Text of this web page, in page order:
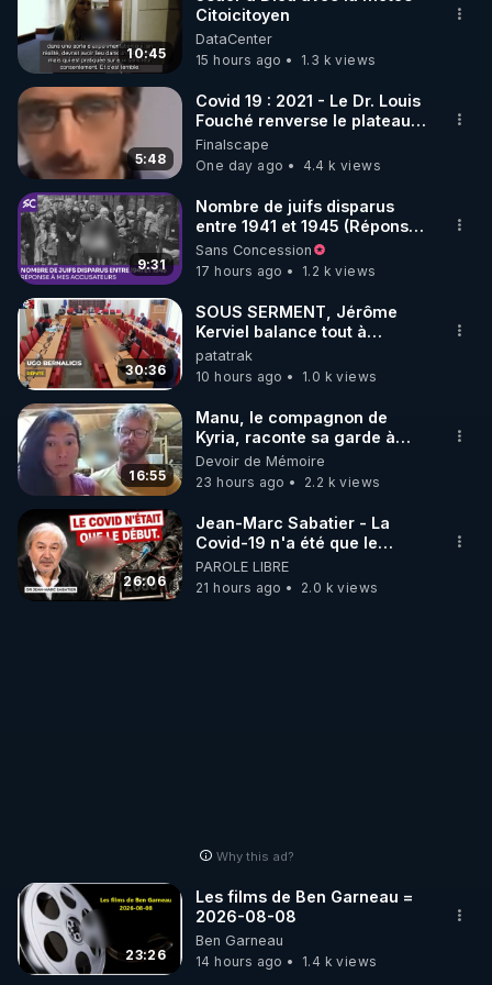
🌱 INSTAGRAM
https://www.instagram.com/rdlr_thierrycasasnovas/
http://rgnr.li/instagram
🌱 LA NEWSLETTER
Pour ne pas rater l’actualité RGNR (stages,
http://rgnr.li/news
🌱 VIDÉOS NON CENSURÉES SUR ODYSEE
Toutes les vidéos Youtube sont aussi sur la
http://rgnr.li/odysee
🌱 LES STAGES EN PRÉSENTIEL
http://rgnr.li/stages
_________
LES CODES PROMO DES PARTENAIRES
▶ 10 % de réduction sur les extracteurs de la
marque SANA :
Rendez-vous sur
http://rgnr.li/lechoubrave
code : REGENERE10
10:45
Citoicitoyen
DataCenter
15 hours ago
1.3 k views
5:48
Covid 19 : 2021 - Le Dr. Louis
Fouché renverse le plateau
de CNews !
Finalscape
One day ago
4.4 k views
9:31
Nombre de juifs disparus
entre 1941 et 1945 (Réponse
à mes accusateurs)
Sans Concession
17 hours ago
1.2 k views
30:36
SOUS SERMENT, Jérôme
Kerviel balance tout à
l'Assemblée !
patatrak
10 hours ago
1.0 k views
16:55
Manu, le compagnon de
Kyria, raconte sa garde à
vue musclée. PARTAGEZ!
Devoir de Mémoire
23 hours ago
2.2 k views
26:06
Jean-Marc Sabatier - La
Covid-19 n'a été que le
début - L'ARNm & l'ARNm-aa
jusqu où auront-t-il ?
PAROLE LIBRE
21 hours ago
2.0 k views
Why this ad?
23:26
Les films de Ben Garneau =
2026-08-08
Ben Garneau
14 hours ago
1.4 k views